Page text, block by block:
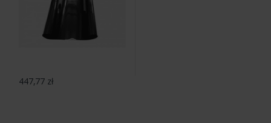
447,77 zł